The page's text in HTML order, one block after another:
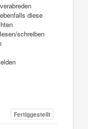
diese
schreiben
Fertiggestellt